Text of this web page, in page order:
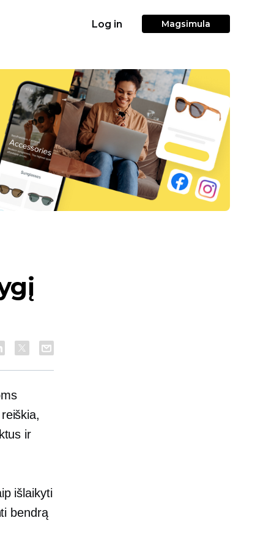
Log in Magsimula
ir
išlaikyti
bendrą